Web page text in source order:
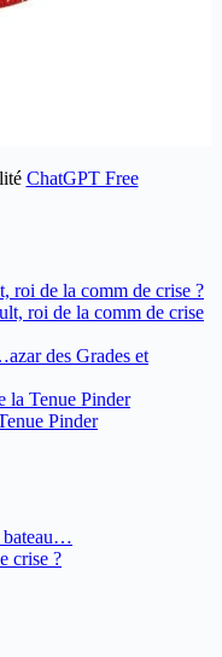
ChatGPT Free
roi de la comm de crise ?
roi de la comm de crise
des Grades et
la Tenue Pinder
Pinder
bateau…
crise ?